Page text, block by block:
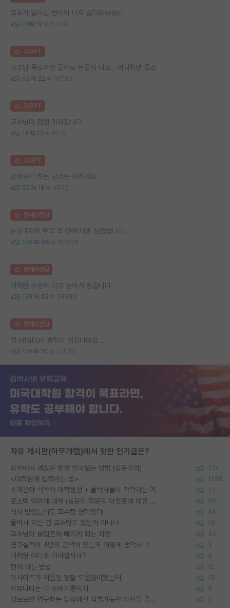
교수가 일하는 방식이 너무 싫다&hellip;
21 12 5709
김GPT
교수님 목소리만 들어도 눈물이 나요.. 어떡하면 좋죠
62 22 18799
김GPT
교수님이 점점 미워집니다.
14 13 6019
김GPT
말바꾸기 하는 교수는 피하세요
52 18 6872
명예의전당
논문 1저자 투고 후 아예 제명 당했습니다.
156 95 115929
명예의전당
대학원 수준이 너무 높아서 힘듭니다
138 52 74889
명예의전당
첫 citation 뽕맛이 엄청나네요...
136 10 23026
자유 게시판(아무개랩)에서 핫한 인기글은?
외부에서 괜찮은 랩을 알아보는 방법 (장문주의) 274
<대학원에 입학하는 법> 1388
소재분야 석박사 대학원생 + 물박사들이 착각하는 거 72
포스텍 억까에 대해 (동문의 학문적 아웃풋에 대한 반박) 50
석사 받았는데도 교수랑 연락한다. 43
물박사 되는 건 교수탓도 있는거 아니냐 29
교수님이 슬럼프에 빠지게 되는 과정 40
연구실적이 4년의 공백이 있는거 어떻게 생각하냐 3
대학원 어디로 가야할까요? 5
편애 하는 방법 12
이사이트가 처음엔 정말 도움많이됐는데 13
커뮤니티는 다 쓰레기통이지 5
정보보안 연구하는 입장에선 식별가능한 사진을 올리는건 비추이긴함 5